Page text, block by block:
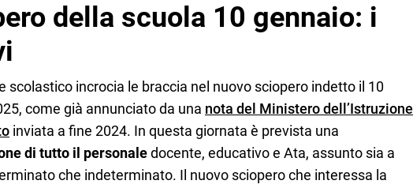
della scuola 10 gennaio: i
scolastico incrocia le braccia nel nuovo sciopero indetto il 10
come già annunciato da una nota del Ministero dell’Istruzione
inviata a fine 2024. In questa giornata è prevista una
di tutto il personaledocente, educativo e Ata, assunto sia a
che indeterminato. Il nuovo sciopero che interessa la